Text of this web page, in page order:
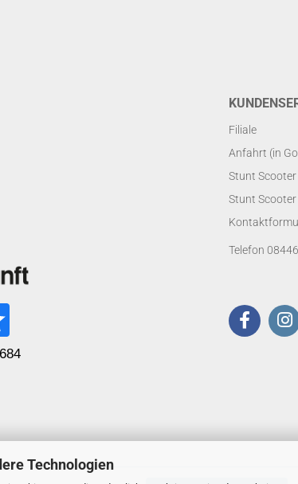
Technologien
Filiale
Anfahrt (in
Stunt Scooter
Stunt
Telefon